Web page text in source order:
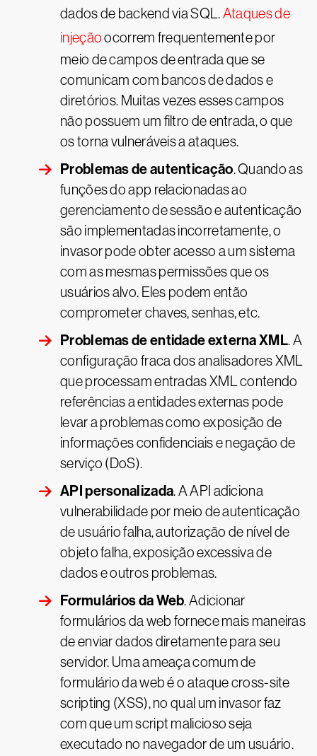
dados de backend via SQL.Ataques de
injeçãoocorrem frequentemente por
meio de campos de entrada que se
comunicam com bancos de dados e
diretórios. Muitas vezes esses campos
não possuem um filtro de entrada, o que
os torna vulneráveis a ataques.
Problemas de autenticação. Quando as
funções do app relacionadas ao
gerenciamento de sessão e autenticação
são implementadas incorretamente, o
invasor pode obter acesso a um sistema
com as mesmas permissões que os
usuários alvo. Eles podem então
comprometer chaves, senhas, etc.
Problemas de entidade externa XML. A
configuração fraca dos analisadores XML
que processam entradas XML contendo
referências a entidades externas pode
levar a problemas como exposição de
informações confidenciais e negação de
serviço (DoS).
API personalizada. A API adiciona
vulnerabilidade por meio de autenticação
de usuário falha, autorização de nível de
objeto falha, exposição excessiva de
dados e outros problemas.
Formulários da Web. Adicionar
formulários da web fornece mais maneiras
de enviar dados diretamente para seu
servidor. Uma ameaça comum de
formulário da web é o ataque cross-site
scripting (XSS), no qual um invasor faz
com que um script malicioso seja
executado no navegador de um usuário.